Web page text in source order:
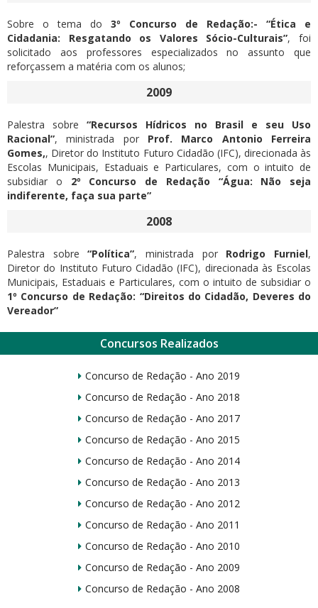
Sobre o tema do 3º Concurso de Redação:- “Ética e
Cidadania: Resgatando os Valores Sócio-Culturais”, foi
solicitado aos professores especializados no assunto que
reforçassem a matéria com os alunos;
2009
Palestra sobre “Recursos Hídricos no Brasil e seu Uso
Racional”, ministrada por Prof. Marco Antonio Ferreira
Gomes,, Diretor do Instituto Futuro Cidadão (IFC), direcionada às
Escolas Municipais, Estaduais e Particulares, com o intuito de
subsidiar o 2º Concurso de Redação “Água: Não seja
indiferente, faça sua parte”
2008
Palestra sobre“Política”, ministrada por Rodrigo Furniel,
Diretor do Instituto Futuro Cidadão (IFC), direcionada às Escolas
Municipais, Estaduais e Particulares, com o intuito de subsidiar o
1º Concurso de Redação: “Direitos do Cidadão, Deveres do
Vereador”
Concursos Realizados
Concurso de Redação - Ano 2019
Concurso de Redação - Ano 2018
Concurso de Redação - Ano 2017
Concurso de Redação - Ano 2015
Concurso de Redação - Ano 2014
Concurso de Redação - Ano 2013
Concurso de Redação - Ano 2012
Concurso de Redação - Ano 2011
Concurso de Redação - Ano 2010
Concurso de Redação - Ano 2009
Concurso de Redação - Ano 2008